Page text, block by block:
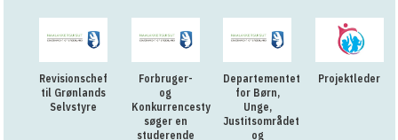
Revisionschef
til Grønlands
Selvstyre
Forbruger-
og
Konkurrencestyrelsen
søger en
studerende
Departementet
for Børn,
Unge,
Justitsområdet
og
Projektleder